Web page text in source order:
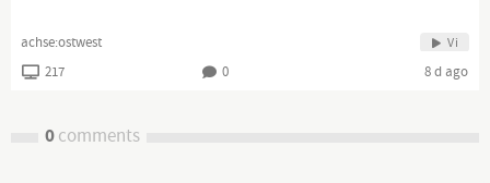
achse:ostwest Vi
217 0 8 d ago
0comments